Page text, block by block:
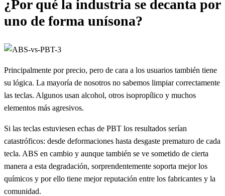
¿Por qué la industria se decanta por
uno de forma unísona?
Principalmente por precio, pero de cara a los usuarios también tiene
su lógica. La mayoría de nosotros no sabemos limpiar correctamente
las teclas. Algunos usan alcohol, otros isopropílico y muchos
elementos más agresivos.
Si las teclas estuviesen echas de PBT los resultados serían
catastróficos: desde deformaciones hasta desgaste prematuro de cada
tecla. ABS en cambio y aunque también se ve sometido de cierta
manera a esta degradación, sorprendentemente soporta mejor los
químicos y por ello tiene mejor reputación entre los fabricantes y la
comunidad.